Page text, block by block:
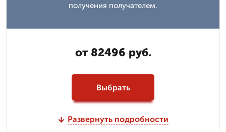
получения получателем.
от 82496 руб.
Выбрать
Развернуть подробности